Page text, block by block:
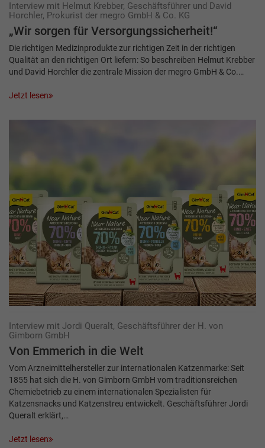
Interview mit Helmut Krebber, Geschäftsführer und David
Horchler, Prokurist der megro GmbH & Co. KG
„Wir sorgen für Versorgungssicherheit!“
Die richtigen Medizinprodukte zur richtigen Zeit in der richtigen
Qualität an den richtigen Ort liefern: So beschreiben Helmut Krebber
und David Horchler die zentrale Mission der megro GmbH & Co.…
Jetzt lesen
Interview mit Jordi Queralt, Geschäftsführer der H. von
Gimborn GmbH
Von Emmerich in die Welt
Vom Arzneimittelhersteller zur internationalen Katzenmarke: Seit
1855 hat sich die H. von Gimborn GmbH vom traditionsreichen
Chemiebetrieb zu einem internationalen Spezialisten für
Katzensnacks und Katzenstreu entwickelt. Geschäftsführer Jordi
Queralt erklärt,…
Jetzt lesen